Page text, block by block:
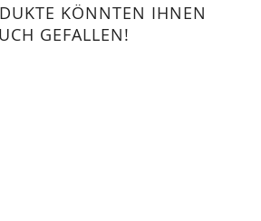
KÖNNTEN IHNEN
GEFALLEN!